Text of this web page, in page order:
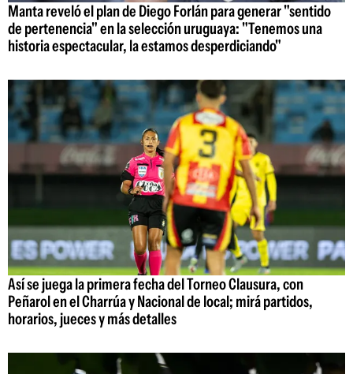
Manta reveló el plan de Diego Forlán para generar "sentido
de pertenencia" en la selección uruguaya: "Tenemos una
historia espectacular, la estamos desperdiciando"
Así se juega la primera fecha del Torneo Clausura, con
Peñarol en el Charrúa y Nacional de local; mirá partidos,
horarios, jueces y más detalles